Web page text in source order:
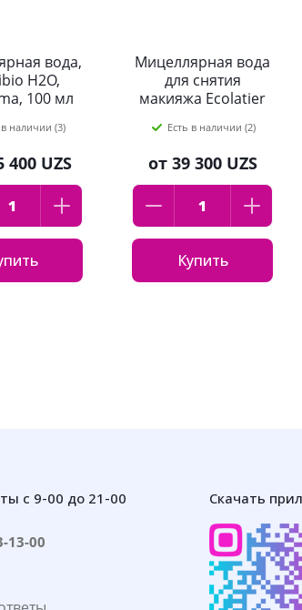
вода,
H2O,
100 мл
в наличии (3)
400 UZS
Мицеллярная вода
для снятия
макияжа Ecolatier
роза 400мл
Есть в наличии (2)
от 39 300 UZS
Купить
с 9-00 до 21-00
13-00
Скачать